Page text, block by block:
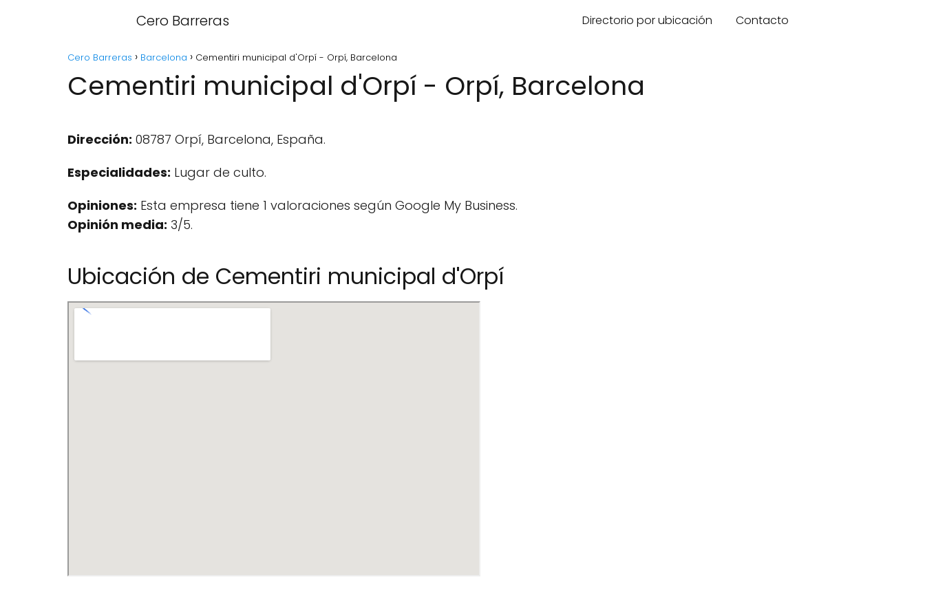
Cero Barreras Directorio por ubicación Contacto
Cero Barreras Barcelona Cementiri municipal d'Orpí - Orpí, Barcelona
Cementiri municipal d'Orpí - Orpí, Barcelona
Dirección: 08787 Orpí, Barcelona, España.
Especialidades: Lugar de culto.
Opiniones: Esta empresa tiene 1 valoraciones según Google My Business.
Opinión media: 3/5.
Ubicación de Cementiri municipal d'Orpí